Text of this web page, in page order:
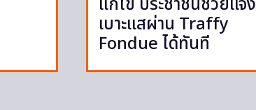
เบาะแสผ่าน Traffy
Fondue ได้ทันที